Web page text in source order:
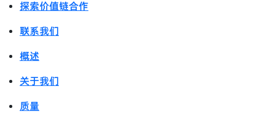
探索价值链合作
联系我们
概述
关于我们
质量